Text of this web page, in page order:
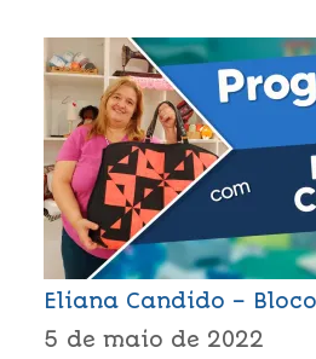
Eliana Candido –
5 de maio de 2022